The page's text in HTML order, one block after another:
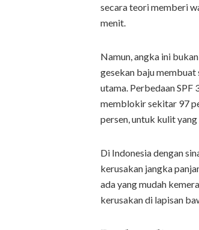
secara teori memberi
menit.
Namun, angka ini
gesekan baju membuat
utama. Perbedaan SPF
memblokir sekitar 97
persen, untuk kulit
Di Indonesia dengan
kerusakan jangka
ada yang mudah
kerusakan di lapisan